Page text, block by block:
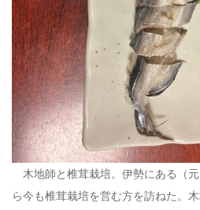
木地師と椎茸栽培。伊勢にある（
ら今も椎茸栽培を営む方を訪ねた。